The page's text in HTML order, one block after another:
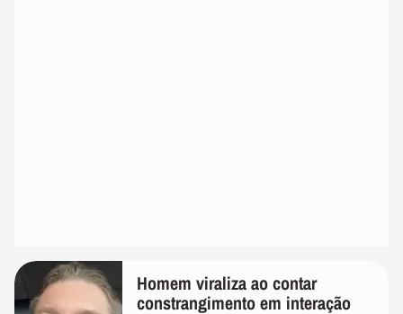
Homem viraliza ao contar
constrangimento em interação